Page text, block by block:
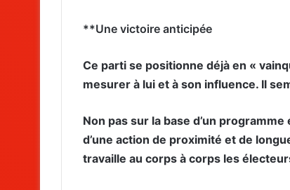
**Une victoire anticipée
Ce parti se positionne déjà en «
mesurer à lui et à son influence. Il
Non pas sur la base d’un
d’une action de proximité et de
travaille au corps à corps les